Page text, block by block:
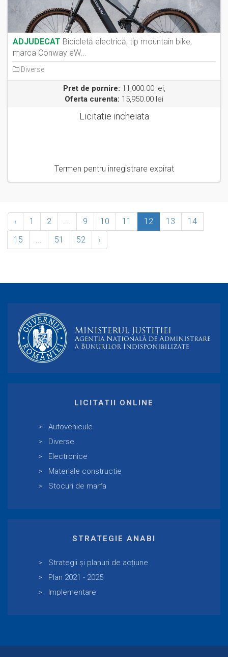
ADJUDECAT Bicicletă electrică, tip mountain bike,
marca Conway eW...
Diverse
Pret de pornire: 11,000.00 lei,
Oferta curenta: 15,950.00 lei
Licitatie incheiata
Termen pentru inregistrare expirat
‹ 1 2 ... 9 10 11 12 13
14
15
... 51 52 ›
LICITATII ONLINE
Autovehicule
Diverse
Electronice
Materiale constructie
Stocuri de marfa
STRATEGIE ANABI
Strategii și planuri de acțiune
Plan 2021 - 2025
Implementare